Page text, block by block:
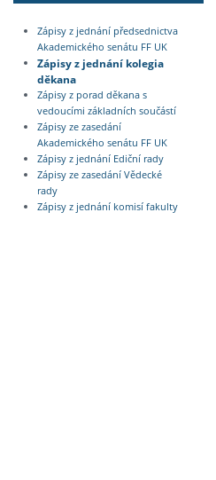
Zápisy z jednání předsednictva
Akademického senátu FF UK
Zápisy z jednání kolegia
děkana
Zápisy z porad děkana s
vedoucími základních součástí
Zápisy ze zasedání
Akademického senátu FF UK
Zápisy z jednání Ediční rady
Zápisy ze zasedání Vědecké
rady
Zápisy z jednání komisí fakulty